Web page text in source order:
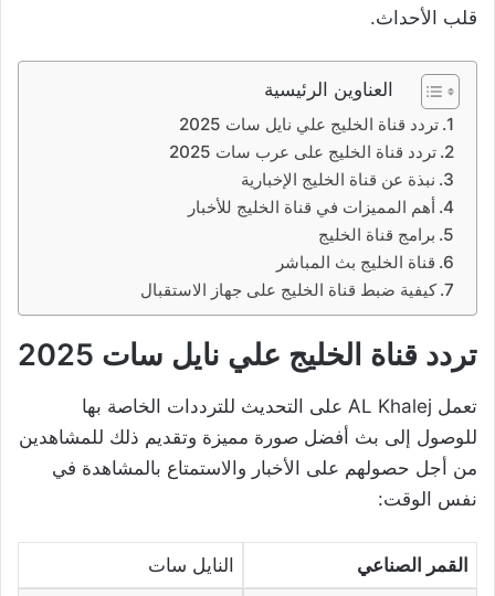
قلب الأحداث.
العناوين الرئيسية
تردد قناة الخليج علي نايل سات 2025
تردد قناة الخليج على عرب سات 2025
نبذة عن قناة الخليج الإخبارية
أهم المميزات في قناة الخليج للأخبار
برامج قناة الخليج
قناة الخليج بث المباشر
كيفية ضبط قناة الخليج على جهاز الاستقبال
تردد قناة الخليج علي نايل سات 2025
تعمل AL Khalej على التحديث للترددات الخاصة بها
للوصول إلى بث أفضل صورة مميزة وتقديم ذلك للمشاهدين
من أجل حصولهم على الأخبار والاستمتاع بالمشاهدة في
نفس الوقت:
القمر الصناعي النايل سات